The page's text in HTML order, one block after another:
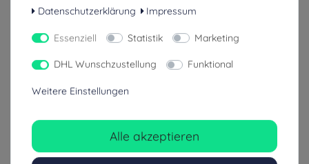
Datenschutzerklärung
Impressum
Essenziell Statistik Marketing
DHL Wunschzustellung Funktional
Weitere Einstellungen
Alle akzeptieren